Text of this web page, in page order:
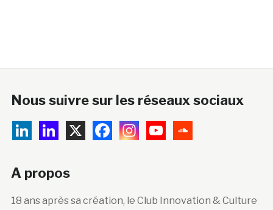
Nous suivre sur les réseaux sociaux
A propos
18 ans après sa création, le Club Innovation & Culture